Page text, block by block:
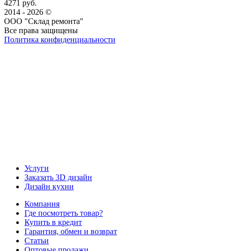
4271 руб.
2014 - 2026 ©
ООО "Склад ремонта"
Все права защищены
Политика конфиденциальности
Услуги
Заказать 3D дизайн
Дизайн кухни
Компания
Где посмотреть товар?
Купить в кредит
Гарантия, обмен и возврат
Статьи